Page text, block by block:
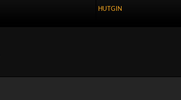
HUTGIN